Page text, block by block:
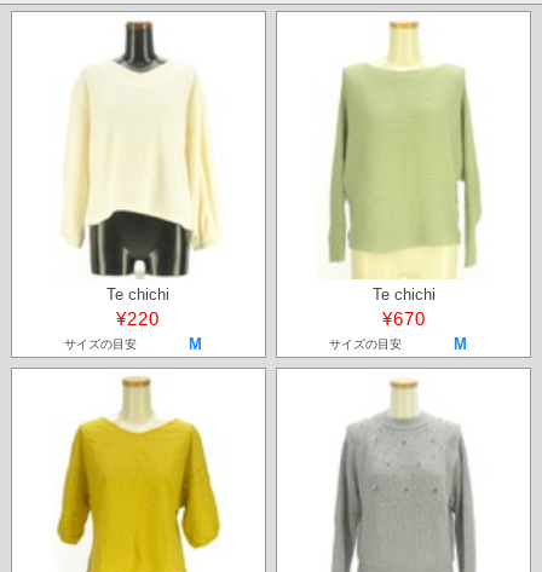
Te chichi
¥220
サイズの目安 M
Te chichi
¥670
サイズの目安 M